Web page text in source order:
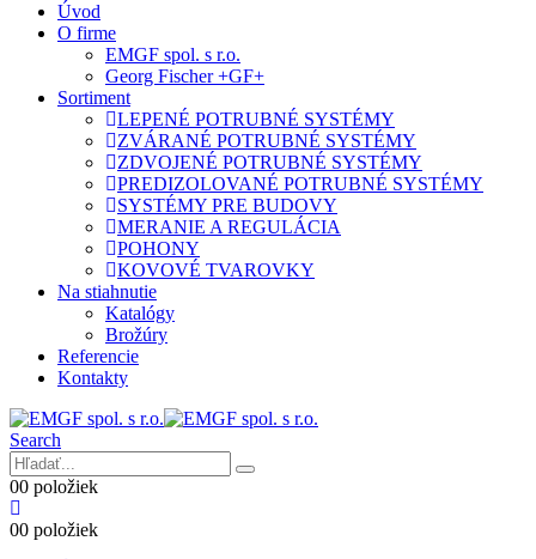
Úvod
O firme
EMGF spol. s r.o.
Georg Fischer +GF+
Sortiment
LEPENÉ POTRUBNÉ SYSTÉMY
ZVÁRANÉ POTRUBNÉ SYSTÉMY
ZDVOJENÉ POTRUBNÉ SYSTÉMY
PREDIZOLOVANÉ POTRUBNÉ SYSTÉMY
SYSTÉMY PRE BUDOVY
MERANIE A REGULÁCIA
POHONY
KOVOVÉ TVAROVKY
Na stiahnutie
Katalógy
Brožúry
Referencie
Kontakty
Search
00 položiek
00 položiek